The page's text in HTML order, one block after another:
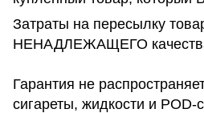
Затраты на пересылку
НЕНАДЛЕЖАЩЕГО
Гарантия не
сигареты, жидкости и POD-